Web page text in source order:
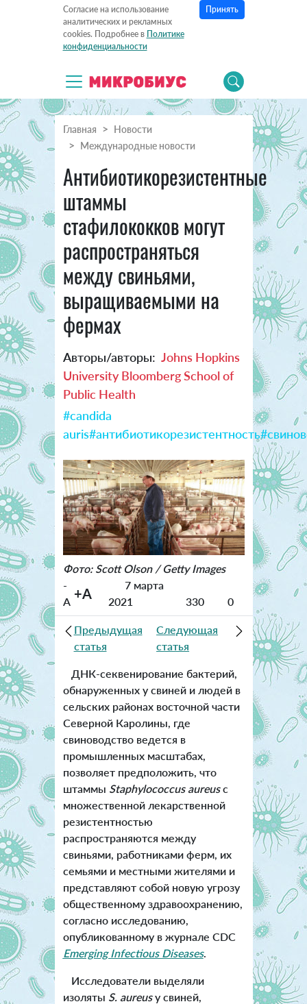
Согласие на использование
аналитических и рекламных
cookies. Подробнее в Политике
конфиденциальности
Принять
Главная
Новости
Международные новости
Антибиотикорезистентные
штаммы
стафилококков могут
распространяться
между свиньями,
выращиваемыми на
фермах
Авторы/авторы: Johns Hopkins
University Bloomberg School of
Public Health
#candida
auris#антибиотикорезистентность
Фото: Scott Olson / Getty Images
-
A +A
7 марта
2021
330 0
Предыдущая
статья
Следующая
статья
ДНК-секвенирование бактерий,
обнаруженных у свиней и людей в
сельских районах восточной части
Северной Каролины, где
свиноводство ведется в
промышленных масштабах,
позволяет предположить, что
штаммы Staphylococcus aureusс
множественной лекарственной
резистентностью
распространяются между
свиньями, работниками ферм, их
семьями и местными жителями и
представляют собой новую угрозу
общественному здравоохранению,
согласно исследованию,
опубликованному в журнале CDC
Emerging Infectious Diseases.
Исследователи выделяли
изоляты S. aureusу свиней,